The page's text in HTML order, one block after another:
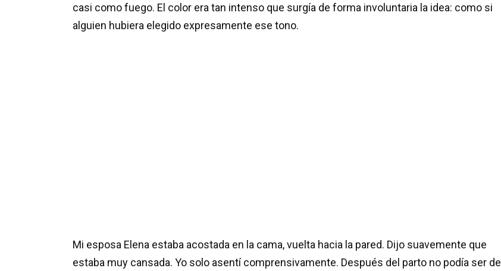
casi como fuego. El color era tan intenso que surgía de forma involuntaria la idea: como si
alguien hubiera elegido expresamente ese tono.
Mi esposa Elena estaba acostada en la cama, vuelta hacia la pared. Dijo suavemente que
estaba muy cansada. Yo solo asentí comprensivamente. Después del parto no podía ser de